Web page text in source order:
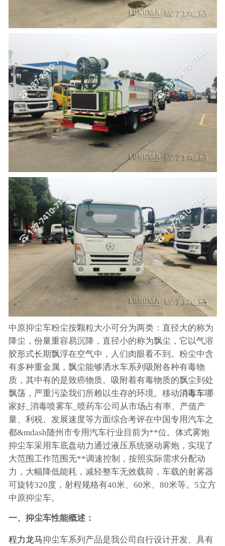
中原抑尘车粉尘按颗粒大小可分为两类：直径大的称为
降尘，份量重容易沉降，直径小的称为飘尘，它以气溶
胶形式长期飘浮在空气中，人们肉眼看不到。粉尘中含
有多种重金属，飘尘能够洒水车系列吸附各种有毒物
质，其中有的是致癌物质。吸附着有毒物质的飘尘到处
飘荡，严重污染我们所赖以生存的环境。移动消毒车哪
家好_消毒喷雾车_喷药车公司从市场占有率、产值产
量、利税、发展速度等方面综合考评在中国专用汽车之
都&mdash随州市专用汽车行业目前为**位。体式雾炮
抑尘车采用车底盘动力通过液压系统驱动雾炮，实现了
大范围工作范围无**调速控制，按照实际需求分配动
力，大幅降低能耗，减轻整车无效载荷，车载的射雾器
可旋转320度，射程规格有40米、60米、80米等。5立方
中原抑尘车。
一、抑尘车性能概述：
程力龙马抑尘车系列产品是我公司自行设计开发、具有